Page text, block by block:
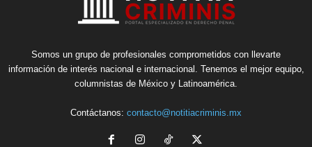
Somos un grupo de profesionales comprometidos con llevarte
información de interés nacional e internacional. Tenemos el mejor equipo,
columnistas de México y Latinoamérica.
Contáctanos: contacto@notitiacriminis.mx